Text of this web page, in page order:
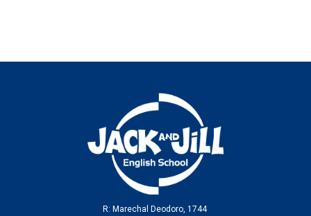
R: Marechal Deodoro, 1744